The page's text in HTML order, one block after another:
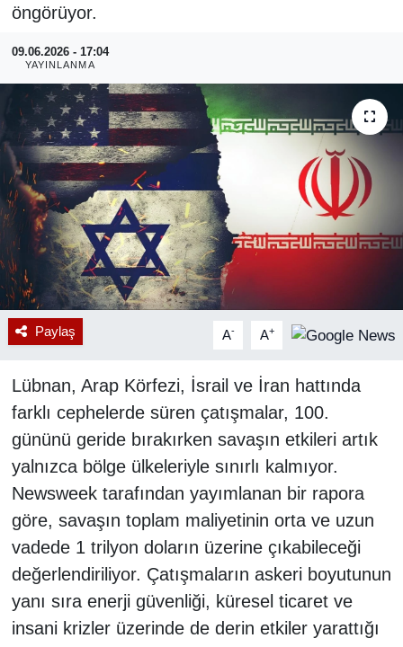
öngörüyor.
09.06.2026 - 17:04
YAYINLANMA
Paylaş A- A+
Lübnan, Arap Körfezi, İsrail ve İran hattında
farklı cephelerde süren çatışmalar, 100.
gününü geride bırakırken savaşın etkileri artık
yalnızca bölge ülkeleriyle sınırlı kalmıyor.
Newsweek tarafından yayımlanan bir rapora
göre, savaşın toplam maliyetinin orta ve uzun
vadede 1 trilyon doların üzerine çıkabileceği
değerlendiriliyor. Çatışmaların askeri boyutunun
yanı sıra enerji güvenliği, küresel ticaret ve
insani krizler üzerinde de derin etkiler yarattığı
ASAYİŞ
RESMİ REKLAM
Haber Arşivi